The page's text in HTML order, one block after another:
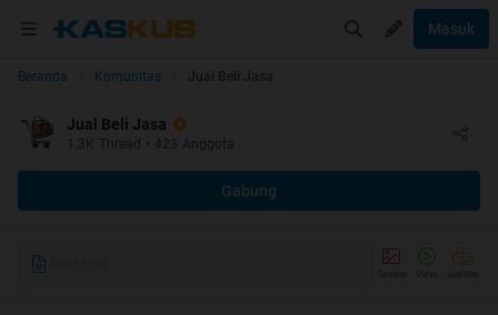
Masuk
Beranda Komunitas Jual Beli Jasa
Jual Beli Jasa
1.3K Thread • 423 Anggota
Gabung